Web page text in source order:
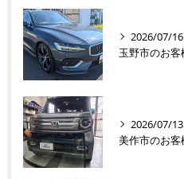
2026/07/16
2026/07/13